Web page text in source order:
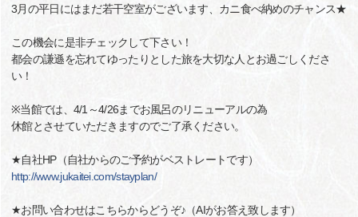
3月の平日にはまだ若干空室がございます、カニ食べ納めのチャンス★
この機会に是非チェックして下さい！
都会の謙遜を忘れてゆったりとした旅を大切な人とお過ごしくださ
い！
※当館では、4/1～4/26までお風呂のリニューアルの為
休館とさせていただきますのでご了承ください。
★自社HP（自社からのご予約がベストレートです）
http://www.jukaitei.com/stayplan/
★お問い合わせはこちらからどうぞ♪（AIがお答え致します）